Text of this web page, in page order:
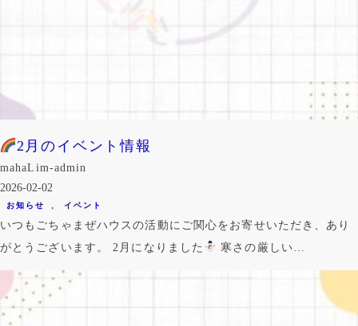
2月のイベント情報
mahaLim-admin
2026-02-02
お知らせ イベント
いつもごちゃまぜハウスの活動にご関心をお寄せいただき、あり
がとうございます。 2月になりました
寒さの厳しい…